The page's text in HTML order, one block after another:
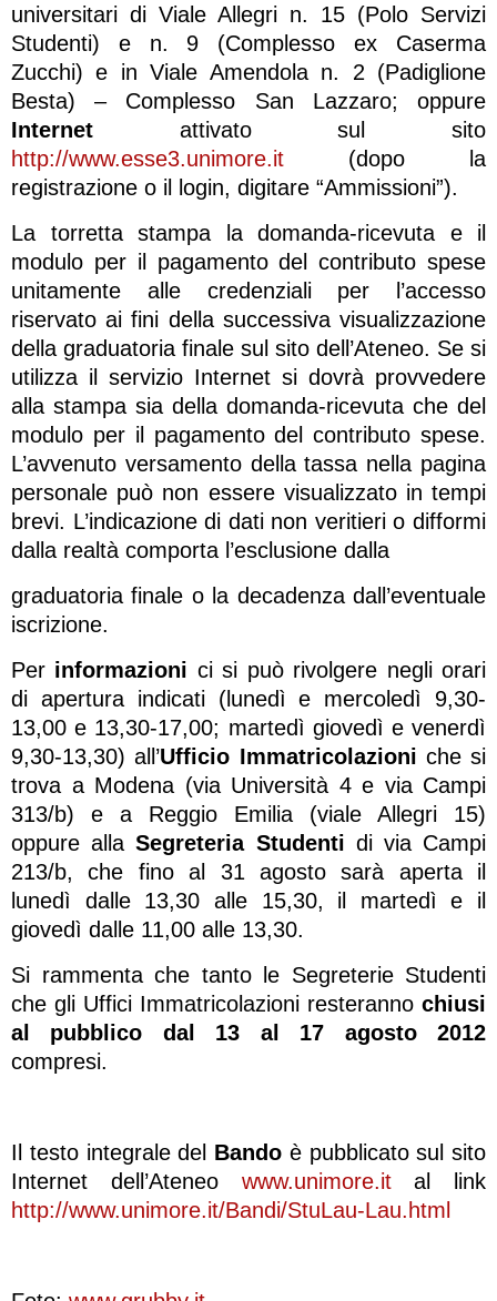
universitari di Viale Allegri n. 15 (Polo Servizi
Studenti) e n. 9 (Complesso ex Caserma
Zucchi) e in Viale Amendola n. 2 (Padiglione
Besta) – Complesso San Lazzaro; oppure
Internet attivato sul sito
http://www.esse3.unimore.it (dopo la
registrazione o il login, digitare “Ammissioni”).
La torretta stampa la domanda-ricevuta e il
modulo per il pagamento del contributo spese
unitamente alle credenziali per l’accesso
riservato ai fini della successiva visualizzazione
della graduatoria finale sul sito dell’Ateneo. Se si
utilizza il servizio Internet si dovrà provvedere
alla stampa sia della domanda-ricevuta che del
modulo per il pagamento del contributo spese.
L’avvenuto versamento della tassa nella pagina
personale può non essere visualizzato in tempi
brevi. L’indicazione di dati non veritieri o difformi
dalla realtà comporta l’esclusione dalla
graduatoria finale o la decadenza dall’eventuale
iscrizione.
Per informazioni ci si può rivolgere negli orari
di apertura indicati (lunedì e mercoledì 9,30-
13,00 e 13,30-17,00; martedì giovedì e venerdì
9,30-13,30) all’Ufficio Immatricolazioni che si
trova a Modena (via Università 4 e via Campi
313/b) e a Reggio Emilia (viale Allegri 15)
oppure allaSegreteria Studenti di via Campi
213/b, che fino al 31 agosto sarà aperta il
lunedì dalle 13,30 alle 15,30, il martedì e il
giovedì dalle 11,00 alle 13,30.
Si rammenta che tanto le Segreterie Studenti
che gli Uffici Immatricolazioni resteranno chiusi
al pubblico dal 13 al 17 agosto 2012
compresi.
Il testo integrale del Bando è pubblicato sul sito
Internet dell’Ateneo www.unimore.ital link
http://www.unimore.it/Bandi/StuLau-Lau.html